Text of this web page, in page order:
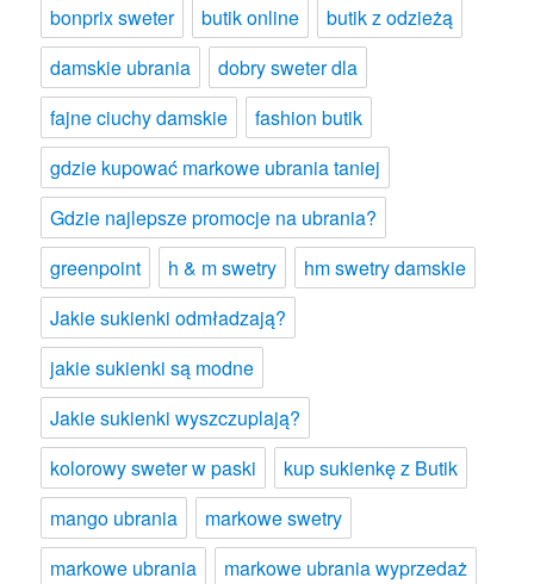
bonprix sweter butik online
butik z odzieżą
damskie ubrania
dobry sweter dla
fajne ciuchy damskie
fashion butik
gdzie kupować markowe ubrania taniej
Gdzie najlepsze promocje na ubrania?
greenpoint
h & m swetry
hm swetry damskie
Jakie sukienki odmładzają?
jakie sukienki są modne
Jakie sukienki wyszczuplają?
kolorowy sweter w paski
kup sukienkę z Butik
mango ubrania
markowe swetry
markowe ubrania
markowe ubrania wyprzedaż